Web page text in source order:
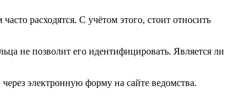
расходятся. С учётом этого, стоит относить
не позволит его идентифицировать. Является ли
электронную форму на сайте ведомства.